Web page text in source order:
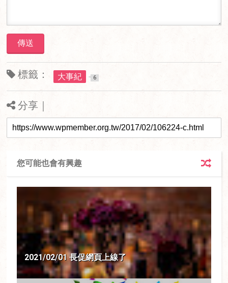
標籤： 大事紀 6
分享｜
您可能也會有興趣
2021/02/01 長促網頁上線了